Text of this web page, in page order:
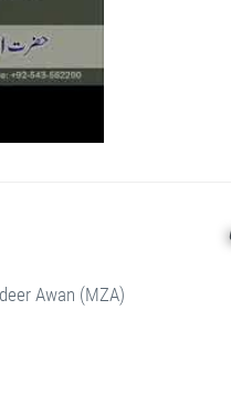
Awan (MZA)